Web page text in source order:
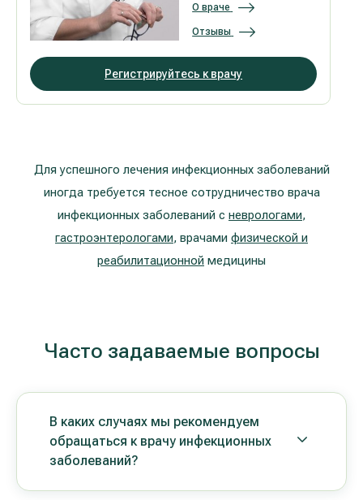
О враче
Отзывы
Регистрируйтесь к врачу
Для успешного лечения инфекционных заболеваний
иногда требуется тесное сотрудничество врача
инфекционных заболеваний с неврологами,
гастроэнтерологами, врачами физической и
реабилитационной медицины
Часто задаваемые вопросы
В каких случаях мы рекомендуем
обращаться к врачу инфекционных
заболеваний?